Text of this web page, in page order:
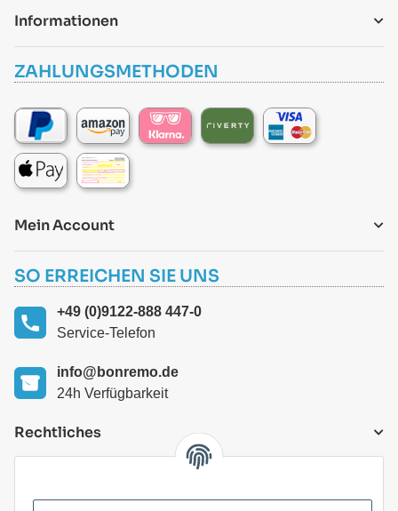
Informationen
ZAHLUNGSMETHODEN
Mein Account
SO ERREICHEN SIE UNS
+49 (0)9122-888 447-0
Service-Telefon
info@bonremo.de
24h Verfügbarkeit
Rechtliches